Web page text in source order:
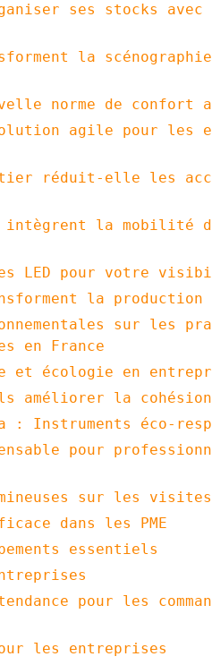
ses stocks avec
la scénographie
norme de confort
agile pour les
réduit-elle les
intègrent la mobilité
LED pour votre
la
sur les
en France
et écologie en
améliorer la
Instruments éco-
pour
sur les
dans les PME
essentiels
pour les
les entreprises